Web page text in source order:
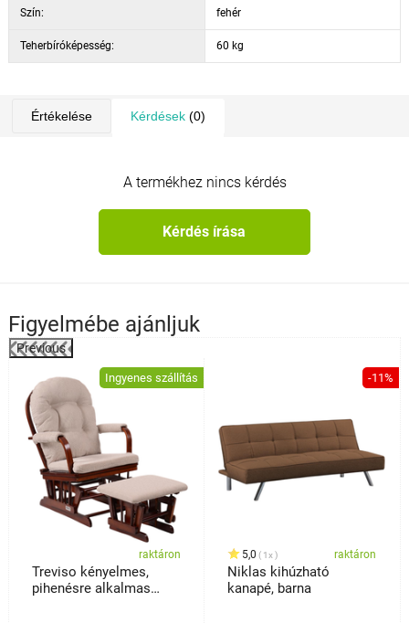
Szín: fehér
Teherbíróképesség: 60 kg
Értékelése Kérdések(0)
A termékhez nincs kérdés
Kérdés írása
Figyelmébe ajánljuk
Previous
Ingyenes szállítás
raktáron
Treviso kényelmes,
pihenésre alkalmas
-11%
5,0 1x raktáron
Niklas kihúzható
kanapé, barna